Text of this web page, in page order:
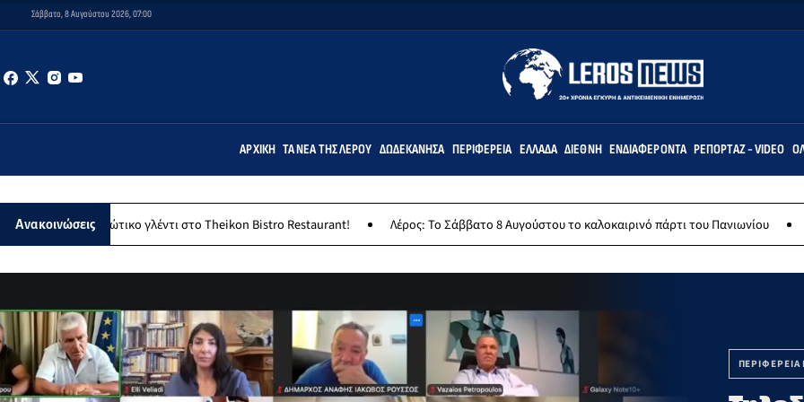
Σάββατο, 8 Αυγούστου 2026, 07:00
ΑΡΧΙΚΉ ΤΑ ΝΈΑ ΤΗΣ ΛΈΡΟΥ ΔΩΔΕΚΆΝΗΣΑ ΠΕΡΙΦΈΡΕΙΑ ΕΛΛΆΔΑ ΔΙΕΘΝΉ ΕΝΔΙΑΦΈΡΟΝΤΑ ΡΕΠΟΡΤΆΖ - VIDEO
Ανακοινώσεις
νησιώτικο γλέντι στο Theikon Bistro Restaurant! Λέρος: Το Σάββατο 8 Αυγούστου το καλοκαιρινό πάρτι του Πανιωνίου ΚΠΕΑ
ΠΕΡΙΦΕΡΕΙΑ